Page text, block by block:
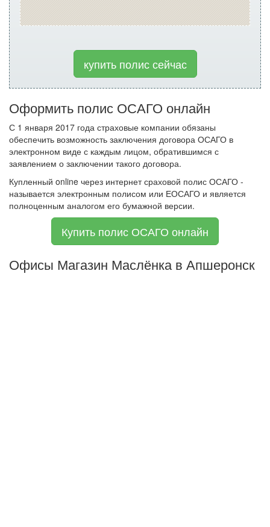
купить полис сейчас
Оформить полис ОСАГО онлайн
С 1 января 2017 года страховые компании обязаны
обеспечить возможность заключения договора ОСАГО в
электронном виде с каждым лицом, обратившимся с
заявлением о заключении такого договора.
Купленный online через интернет сраховой полис ОСАГО -
называется электронным полисом или ЕОСАГО и является
полноценным аналогом его бумажной версии.
Купить полис ОСАГО онлайн
Офисы Магазин Маслёнка в Апшеронск